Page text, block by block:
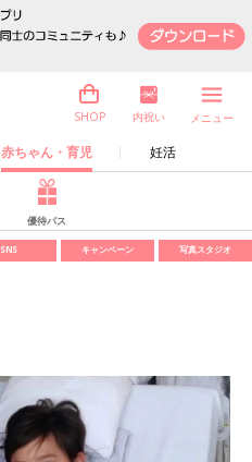
赤ちゃん・育児 妊活
SHOP 内祝い メニュー
優待パス
SNS キャンペーン 写真スタジオ